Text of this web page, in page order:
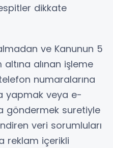
dikkate
ve Kanunun 5
alınan işleme
numaralarına
yapmak veya e-
göndermek suretiyle
veri sorumluları
reklam içerikli